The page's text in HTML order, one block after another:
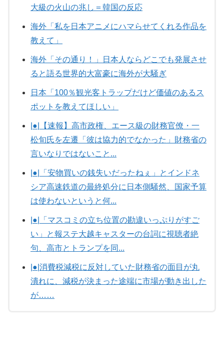
大級の火山の兆し＝韓国の反応
海外「私を日本アニメにハマらせてくれる作品を
教えて」
海外「その通り！」日本人ならどこでも発展させ
ると語る世界的大富豪に海外が大騒ぎ
日本「100％観光客トラップだけど価値のあるス
ポットを教えてほしい」
|●|【速報】高市政権、エース級の財務官僚・一
松旬氏を左遷「彼は協力的でなかった」財務省の
言いなりではないこと...
|●|「安物買いの銭失いだったねぇ」とインドネ
シア高速鉄道の最終処分に日本側騒然、国家予算
は使わないというと何...
|●|「マスコミの立ち位置の勘違いっぷりがすご
い」と報ステ大越キャスターの台詞に視聴者絶
句、高市とトランプを同...
|●|消費税減税に反対していた財務省の面目が丸
潰れに、減税が決まった途端に市場が動き出した
が……